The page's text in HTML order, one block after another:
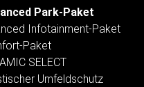
Park-Paket
Infotainment-Paket
Paket
SELECT
Umfeldschutz